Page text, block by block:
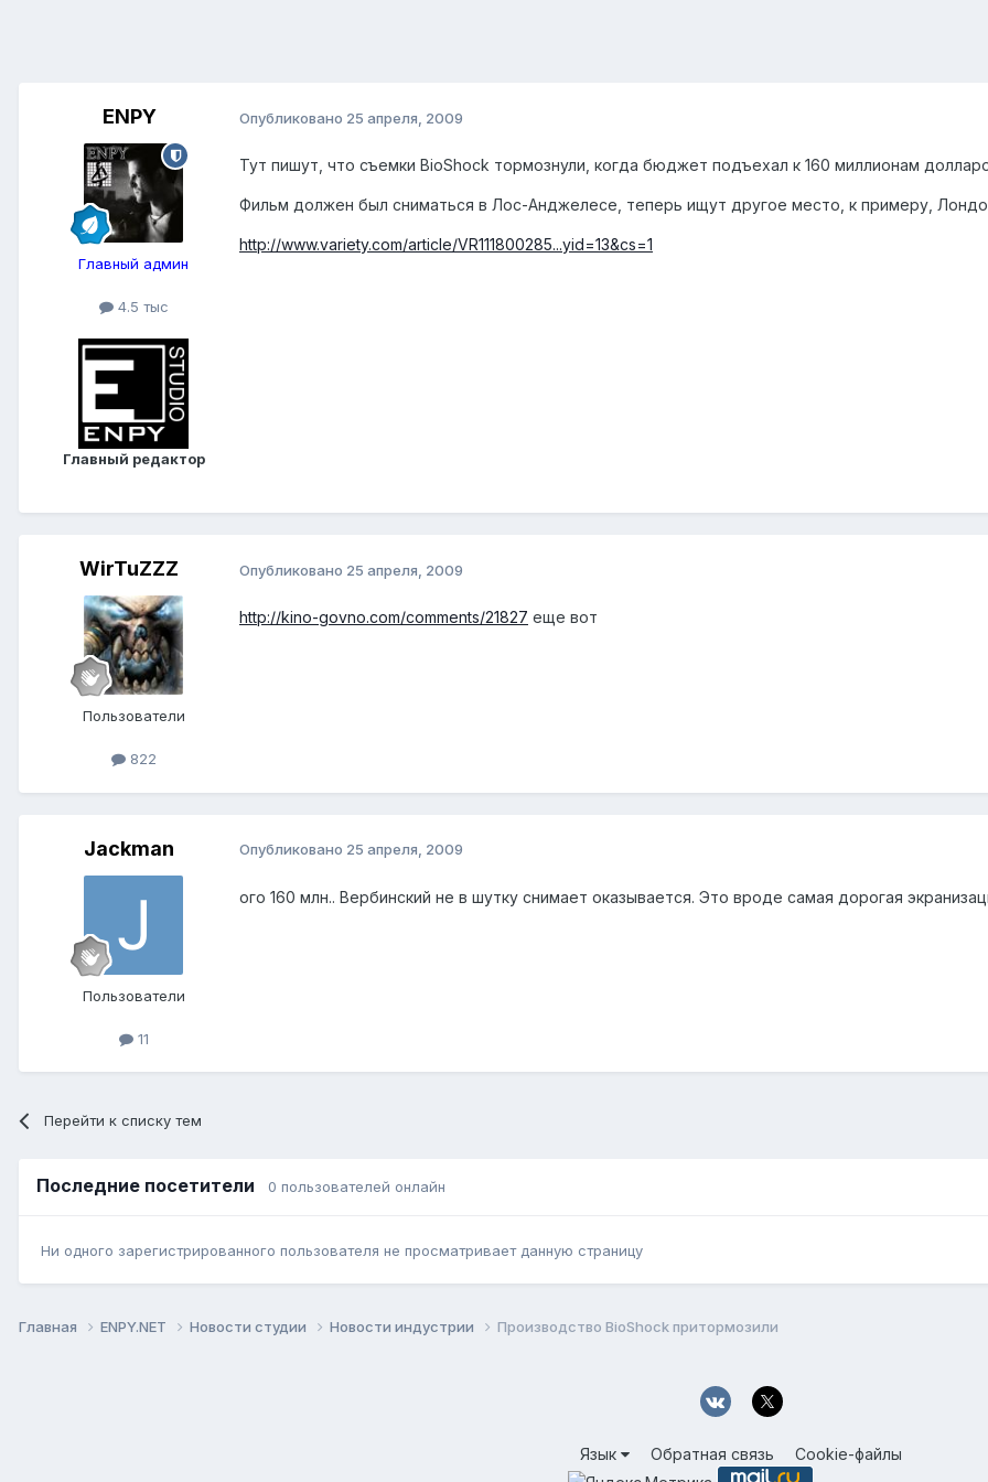
ENPY
Главный админ
4.5 тыс
Главный редактор
Опубликовано 25 апреля, 2009
Тут пишут, что съемки BioShock тормознули, когда бюджет подъехал к 160 миллионам
Фильм должен был сниматься в Лос-Анджелесе, теперь ищут другое место, к примеру,
http://www.variety.com/article/VR111800285...yid=13&cs=1
WirTuZZZ
Пользователи
822
Опубликовано 25 апреля, 2009
http://kino-govno.com/comments/21827 еще вот
Jackman
Пользователи
11
Опубликовано 25 апреля, 2009
ого 160 млн.. Вербинский не в шутку снимает оказывается. Это вроде самая дорогая
Перейти к списку тем
Последние посетители 0 пользователей онлайн
Ни одного зарегистрированного пользователя не просматривает данную страницу
Главная ENPY.NET Новости студии Новости индустрии Производство BioShock притормозили
Язык Обратная связь Cookie-файлы